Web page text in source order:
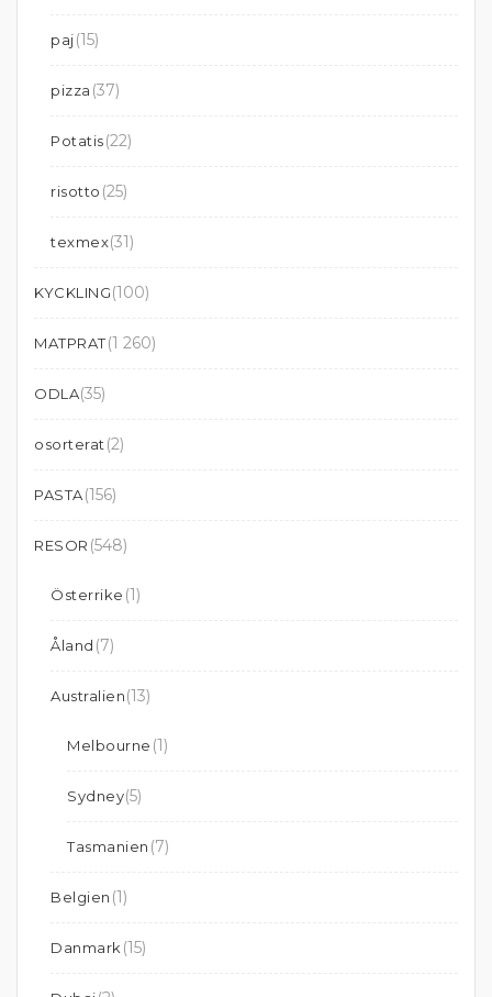
paj(15)
pizza (37)
Potatis(22)
risotto (25)
texmex(31)
KYCKLING(100)
MATPRAT(1 260)
ODLA(35)
osorterat (2)
PASTA(156)
RESOR (548)
Österrike (1)
Åland (7)
Australien(13)
Melbourne (1)
Sydney(5)
Tasmanien (7)
Belgien (1)
Danmark (15)